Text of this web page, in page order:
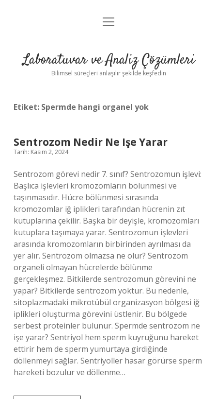
Anasayfa
Yasal Uyarı
menüyü
Laboratuvar ve Analiz Çözümleri
Bilimsel süreçleri anlaşılır şekilde keşfedin
Etiket: Spermde hangi organel yok
Sentrozom Nedir Ne Işe Yarar
Tarih: Kasım 2, 2024
Sentrozom görevi nedir 7. sınıf? Sentrozomun işlevi:
Başlıca işlevleri kromozomların bölünmesi ve
taşınmasıdır. Hücre bölünmesi sırasında
kromozomlar iğ iplikleri tarafından hücrenin zıt
kutuplarına çekilir. Başka bir deyişle, kromozomları
kutuplara taşımaya yarar. Sentrozomun işlevleri
arasında kromozomların birbirinden ayrılması da
yer alır. Sentrozom olmazsa ne olur? Sentrozom
organeli olmayan hücrelerde bölünme
gerçekleşmez. Bitkilerde sentrozomun görevini ne
yapar? Bitkilerde sentrozom yoktur. Bu nedenle,
sitoplazmadaki mikrotübül organizasyon bölgesi iğ
iplikleri oluşturma görevini üstlenir. Bu bölgede
serbest proteinler bulunur. Spermde sentrozom ne
işe yarar? Sentriyol hem sperm kuyruğunu hareket
ettirir hem de sperm yumurtaya girdiğinde
döllenmeyi sağlar. Sentriyoller hasar görürse sperm
hareketi bozulur ve döllenme…